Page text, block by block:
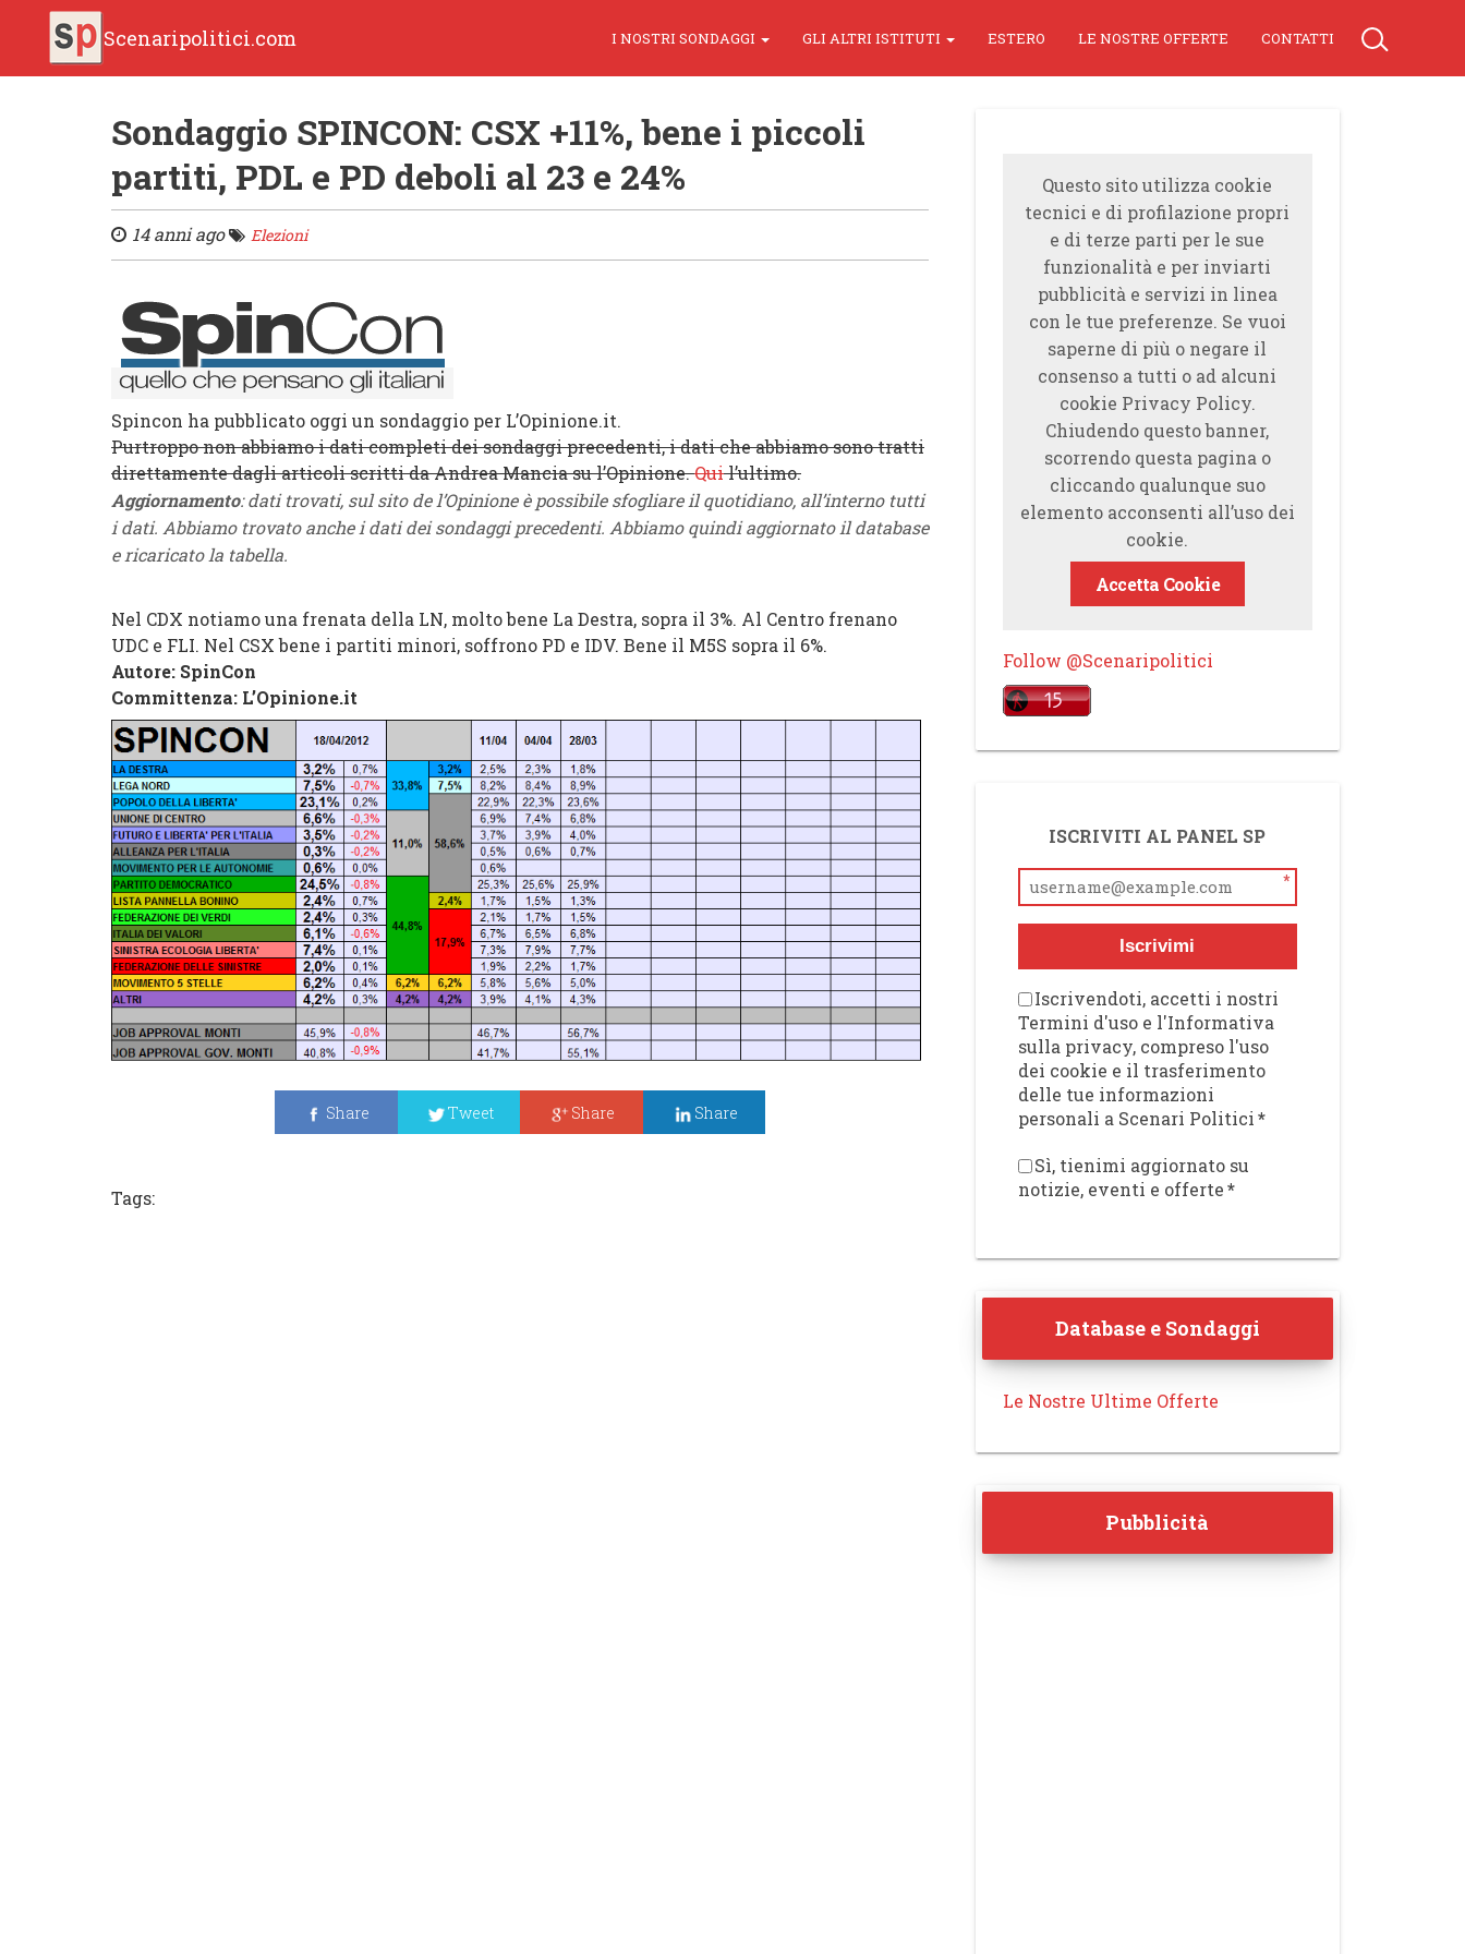
Scenaripolitici.com I NOSTRI SONDAGGI GLI ALTRI ISTITUTI ESTERO LE NOSTRE OFFERTE CONTATTI
Sondaggio SPINCON: CSX +11%, bene i piccoli
partiti, PDL e PD deboli al 23 e 24%
14 anni ago Elezioni
Spincon ha pubblicato oggi un sondaggio per L’Opinione.it.
Purtroppo non abbiamo i dati completi dei sondaggi precedenti, i dati che abbiamo sono tratti
direttamente dagli articoli scritti da Andrea Mancia su l’Opinione.Quil’ultimo.
Aggiornamento:dati trovati, sul sito de l’Opinione è possibile sfogliare il quotidiano, all’interno tutti
i dati. Abbiamo trovato anche i dati dei sondaggi precedenti. Abbiamo quindi aggiornato il database
e ricaricato la tabella.
Nel CDX notiamo una frenata della LN, molto bene La Destra, sopra il 3%. Al Centro frenano
UDC e FLI. Nel CSX bene i partiti minori, soffrono PD e IDV. Bene il M5S sopra il 6%.
Autore: SpinCon
Committenza: L’Opinione.it
Share Tweet Share Share
Tags:
Questo sito utilizza cookie
tecnici e di profilazione propri
e di terze parti per le sue
funzionalità e per inviarti
pubblicità e servizi in linea
con le tue preferenze. Se vuoi
saperne di più o negare il
consenso a tutti o ad alcuni
cookie Privacy Policy.
Chiudendo questo banner,
scorrendo questa pagina o
cliccando qualunque suo
elemento acconsenti all’uso dei
cookie.
Accetta Cookie
Follow @Scenaripolitici
ISCRIVITI AL PANEL SP
*
Iscrivimi
Iscrivendoti, accetti i nostri
Termini d'uso e l'Informativa
sulla privacy, compreso l'uso
dei cookie e il trasferimento
delle tue informazioni
personali a Scenari Politici*
Sì, tienimi aggiornato su
notizie, eventi e offerte*
Database e Sondaggi
Le Nostre Ultime Offerte
Pubblicità